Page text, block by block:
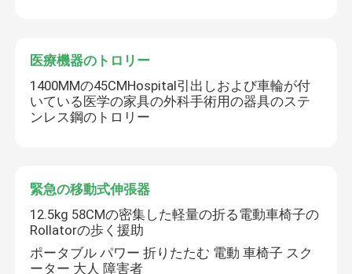
品質管理
連絡 ください
事件
引金 を 求め て ください
医療機器のトロリー
1400MMの45CMHospital引出しおよび車輪が付
いている医学の家具の外科手術用の器具のステ
ンレス鋼のトロリー
緊急の移動式伸張器
12.5kg 58CMの密集した軽量の折る電動車椅子の
Rollatorの歩く援助
ポータブル パワー 折りたたむ 電動 車椅子 スク
ーター 大人 障害者